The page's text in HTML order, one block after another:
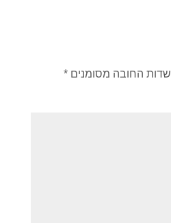
שדות החובה מסומנים *